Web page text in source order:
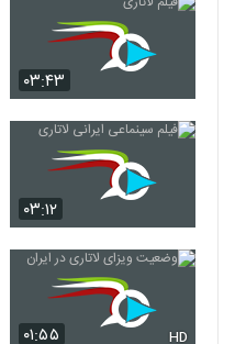
۰۳:۴۳
۰۳:۱۲
۰۱:۵۵ HD